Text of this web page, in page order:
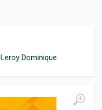
Leroy Dominique